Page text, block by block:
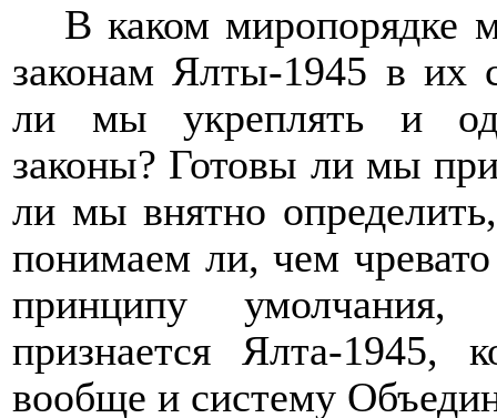
В каком
законам Ялты-1945 в их
ли мы укреплять и
законы? Готовы ли мы
ли мы внятно
понимаем ли, чем
принципу умолчания,
признается Ялта-1945,
вообще и систему